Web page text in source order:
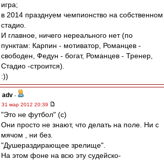
игра;
в 2014 празднуем чемпионство на собственном
стадио.
И главное, ничего нереального нет (по
пунктам: Карпин - мотиватор, Романцев -
свободен, Федун - богат, Романцев - Тренер,
Стадио -строится).
:))
adv -
31 мар 2012 20:39
"Это не футбол" (с)
Они просто не знают, что делать на поле. Ни с
мячом , ни без.
"Душераздирающее зрелище".
На этом фоне на всю эту судейско-